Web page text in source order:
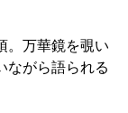
。万華鏡を覗い
ながら語られる